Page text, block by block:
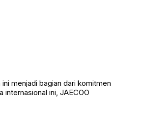
menjadi bagian dari komitmen
ini, JAECOO